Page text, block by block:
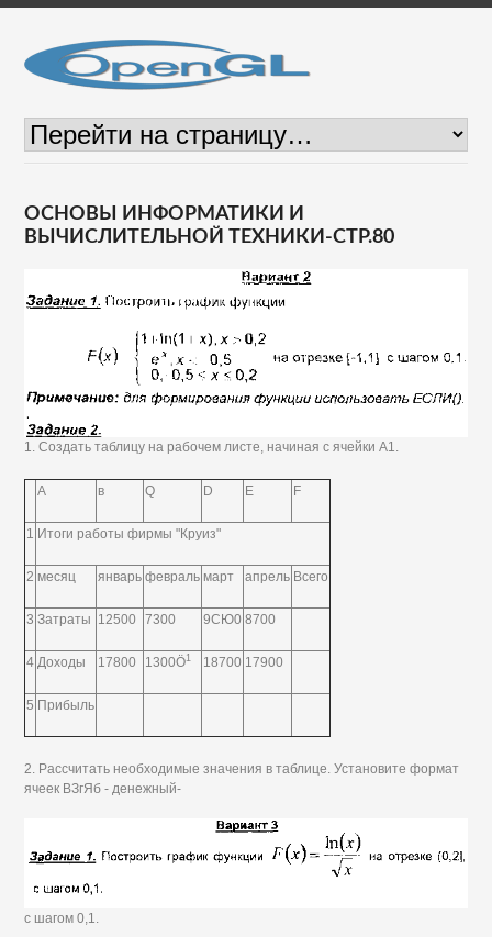
ОСНОВЫ ИНФОРМАТИКИ И
ВЫЧИСЛИТЕЛЬНОЙ ТЕХНИКИ-СТР.80
1. Создать таблицу на рабочем листе, начиная с ячейки А1.
А в Q D Е F
1 Итоги работы фирмы "Круиз"
2 месяц январь февраль март апрель Всего
3 Затраты 12500 7300 9СЮ0 8700
4 Доходы 17800 1300Ö1 18700 17900
5 Прибыль
2. Рассчитать необходимые значения в таблице. Установите формат
ячеек ВЗгЯб - денежный-
с шагом 0,1.